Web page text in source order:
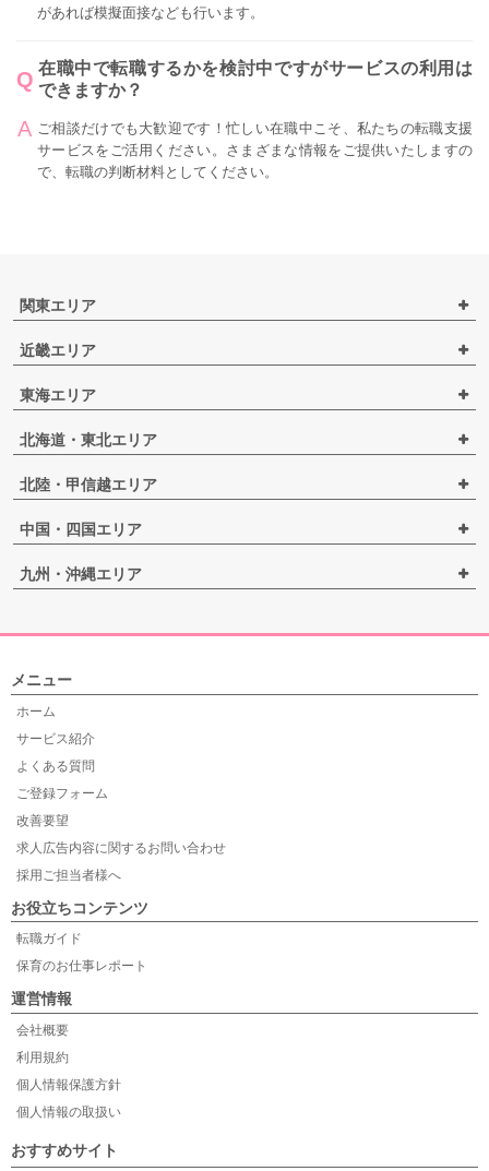
があれば模擬面接なども行います。
在職中で転職するかを検討中ですがサービスの利用は
できますか？
ご相談だけでも大歓迎です！忙しい在職中こそ、私たちの転職支援
サービスをご活用ください。さまざまな情報をご提供いたしますの
で、転職の判断材料としてください。
関東エリア
近畿エリア
東海エリア
北海道・東北エリア
北陸・甲信越エリア
中国・四国エリア
九州・沖縄エリア
メニュー
ホーム
サービス紹介
よくある質問
ご登録フォーム
改善要望
求人広告内容に関するお問い合わせ
採用ご担当者様へ
お役立ちコンテンツ
転職ガイド
保育のお仕事レポート
運営情報
会社概要
利用規約
個人情報保護方針
個人情報の取扱い
おすすめサイト